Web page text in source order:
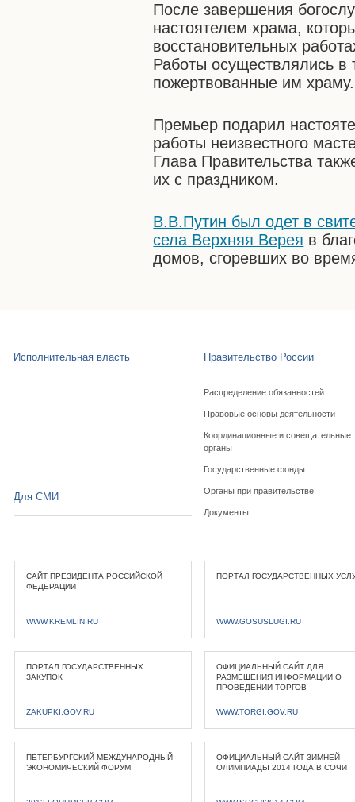
После завершения
настоятелем храма,
восстановительных
Работы осуществлялись
пожертвованные им храму.
Премьер подарил
работы неизвестного
Глава Правительства
их с праздником.
В.В.Путин был одет в
села Верхняя Верея в
домов, сгоревших во
Исполнительная власть Правительство России
Распределение обязанностей
Правовые основы деятельности
Координационные и совещательные
органы
Государственные фонды
Органы при правительстве
Документы
Для СМИ
САЙТ ПРЕЗИДЕНТА РОССИЙСКОЙ
ФЕДЕРАЦИИ
WWW.KREMLIN.RU
ПОРТАЛ ГОСУДАРСТВЕННЫХ
WWW.GOSUSLUGI.RU
ПОРТАЛ ГОСУДАРСТВЕННЫХ
ЗАКУПОК
ZAKUPKI.GOV.RU
ОФИЦИАЛЬНЫЙ САЙТ ДЛЯ
РАЗМЕЩЕНИЯ ИНФОРМАЦИИ О
ПРОВЕДЕНИИ ТОРГОВ
WWW.TORGI.GOV.RU
ПЕТЕРБУРГСКИЙ МЕЖДУНАРОДНЫЙ
ЭКОНОМИЧЕСКИЙ ФОРУМ
ОФИЦИАЛЬНЫЙ САЙТ ЗИМНЕЙ
ОЛИМПИАДЫ 2014 ГОДА В СОЧИ